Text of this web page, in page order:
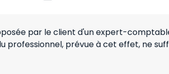
par le client d'un expert-
professionnel, prévue à cet effet, ne